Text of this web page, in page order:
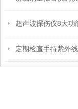
超声波探伤仪8大功
定期检查手持紫外